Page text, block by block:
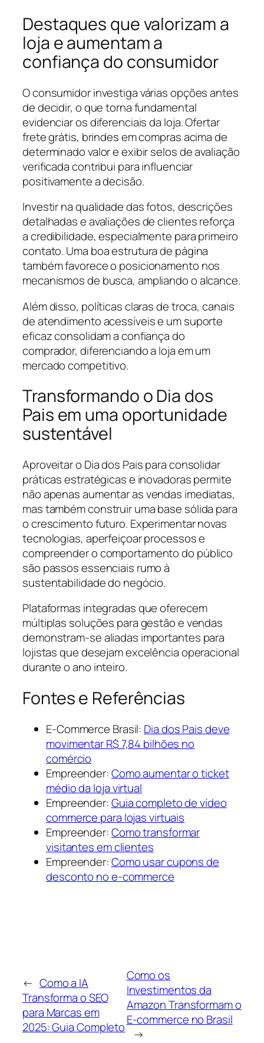
Destaques que valorizam a
loja e aumentam a
confiança do consumidor
O consumidor investiga várias opções antes
de decidir, o que torna fundamental
evidenciar os diferenciais da loja. Ofertar
frete grátis, brindes em compras acima de
determinado valor e exibir selos de avaliação
verificada contribui para influenciar
positivamente a decisão.
Investir na qualidade das fotos, descrições
detalhadas e avaliações de clientes reforça
a credibilidade, especialmente para primeiro
contato. Uma boa estrutura de página
também favorece o posicionamento nos
mecanismos de busca, ampliando o alcance.
Além disso, políticas claras de troca, canais
de atendimento acessíveis e um suporte
eficaz consolidam a confiança do
comprador, diferenciando a loja em um
mercado competitivo.
Transformando o Dia dos
Pais em uma oportunidade
sustentável
Aproveitar o Dia dos Pais para consolidar
práticas estratégicas e inovadoras permite
não apenas aumentar as vendas imediatas,
mas também construir uma base sólida para
o crescimento futuro. Experimentar novas
tecnologias, aperfeiçoar processos e
compreender o comportamento do público
são passos essenciais rumo à
sustentabilidade do negócio.
Plataformas integradas que oferecem
múltiplas soluções para gestão e vendas
demonstram-se aliadas importantes para
lojistas que desejam excelência operacional
durante o ano inteiro.
Fontes e Referências
E-Commerce Brasil: Dia dos Pais deve
movimentar R$ 7,84 bilhões no
comércio
Empreender:Como aumentar o ticket
médio da loja virtual
Empreender:Guia completo de vídeo
commerce para lojas virtuais
Empreender:Como transformar
visitantes em clientes
Empreender:Como usar cupons de
desconto no e-commerce
← Como a IA
Transforma o SEO
para Marcas em
2025: Guia Completo
Como os
Investimentos da
Amazon Transformam o
E-commerce no Brasil
→